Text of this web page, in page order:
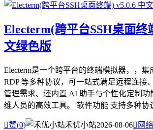
Electerm(跨平台SSH桌面终
文绿色版
Electerm是一个跨平台的终端模拟器，，集
RDP 等多种协议，可一站式满足远程连接
管理需求、还内置 AI 助手与个性化定制功
维人员的高效工具。 软件功能 支持多种协
赞(0) 禾优小站2026-08-06 网